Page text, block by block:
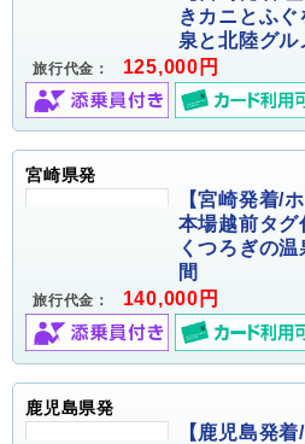
きカニとふ
泉と北陸グル
旅行代金： 125,000円
宮崎県発
【宮崎発着/
本場越前タ
くつろぎの
間
旅行代金： 140,000円
鹿児島県発
【鹿児島発